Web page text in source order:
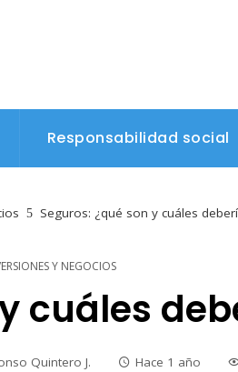
Responsabilidad social
Seguros: ¿qué son y cuáles
Y NEGOCIOS
cuáles
Quintero J. Hace 1 año